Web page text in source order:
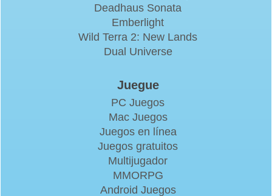
Deadhaus Sonata
Emberlight
Wild Terra 2: New Lands
Dual Universe
Juegue
PC Juegos
Mac Juegos
Juegos en línea
Juegos gratuitos
Multijugador
MMORPG
Android Juegos